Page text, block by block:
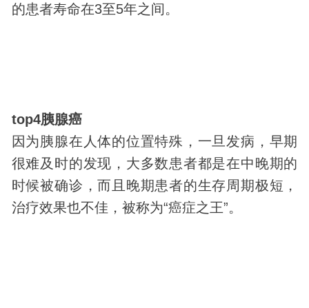
的患者寿命在3至5年之间。
top4胰腺癌
因为胰腺在人体的位置特殊，一旦发病，早期
很难及时的发现，大多数患者都是在中晚期的
时候被确诊，而且晚期患者的生存周期极短，
治疗效果也不佳，被称为“癌症之王”。